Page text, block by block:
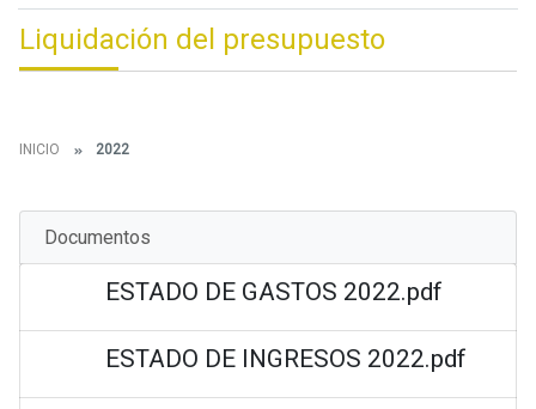
Liquidación del presupuesto
INICIO 2022
Documentos
ESTADO DE GASTOS 2022.pdf
ESTADO DE INGRESOS 2022.pdf